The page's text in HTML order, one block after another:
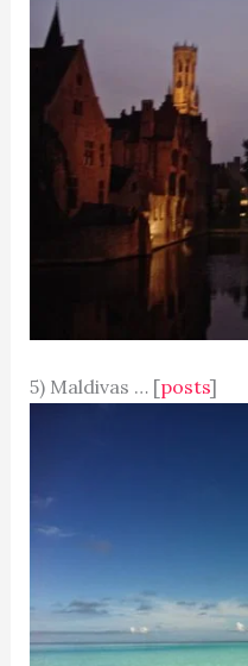
5) Maldivas … [posts]